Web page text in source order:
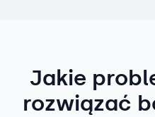
Jakie
rozwiązać